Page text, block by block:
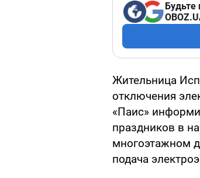
Жительница
отключения
«Паис»
праздников в
многоэтажном
подача